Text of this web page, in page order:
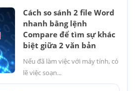
Cách so sánh 2 file Word
nhanh bằng lệnh
Compare để tìm sự khác
biệt giữa 2 văn bản
Nếu đã làm việc với máy tính, có
lẽ việc soạn...